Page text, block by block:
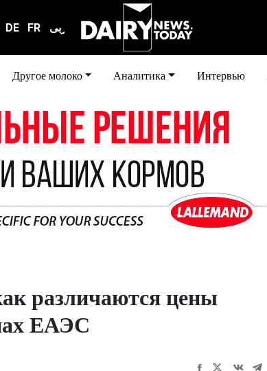
DE FR عربى
Другое молоко Аналитика Интервью
различаются цены
ЕАЭС